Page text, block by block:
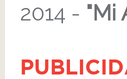
2014 - "Mi